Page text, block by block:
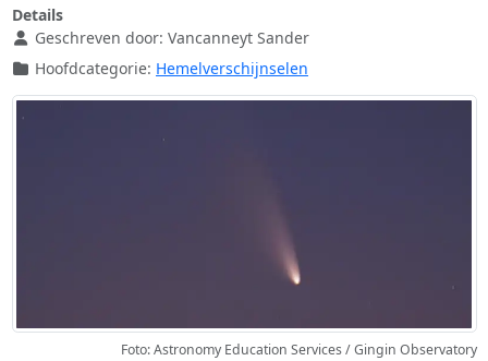
Details
Geschreven door: Vancanneyt Sander
Hoofdcategorie: Hemelverschijnselen
Foto: Astronomy Education Services / Gingin Observatory